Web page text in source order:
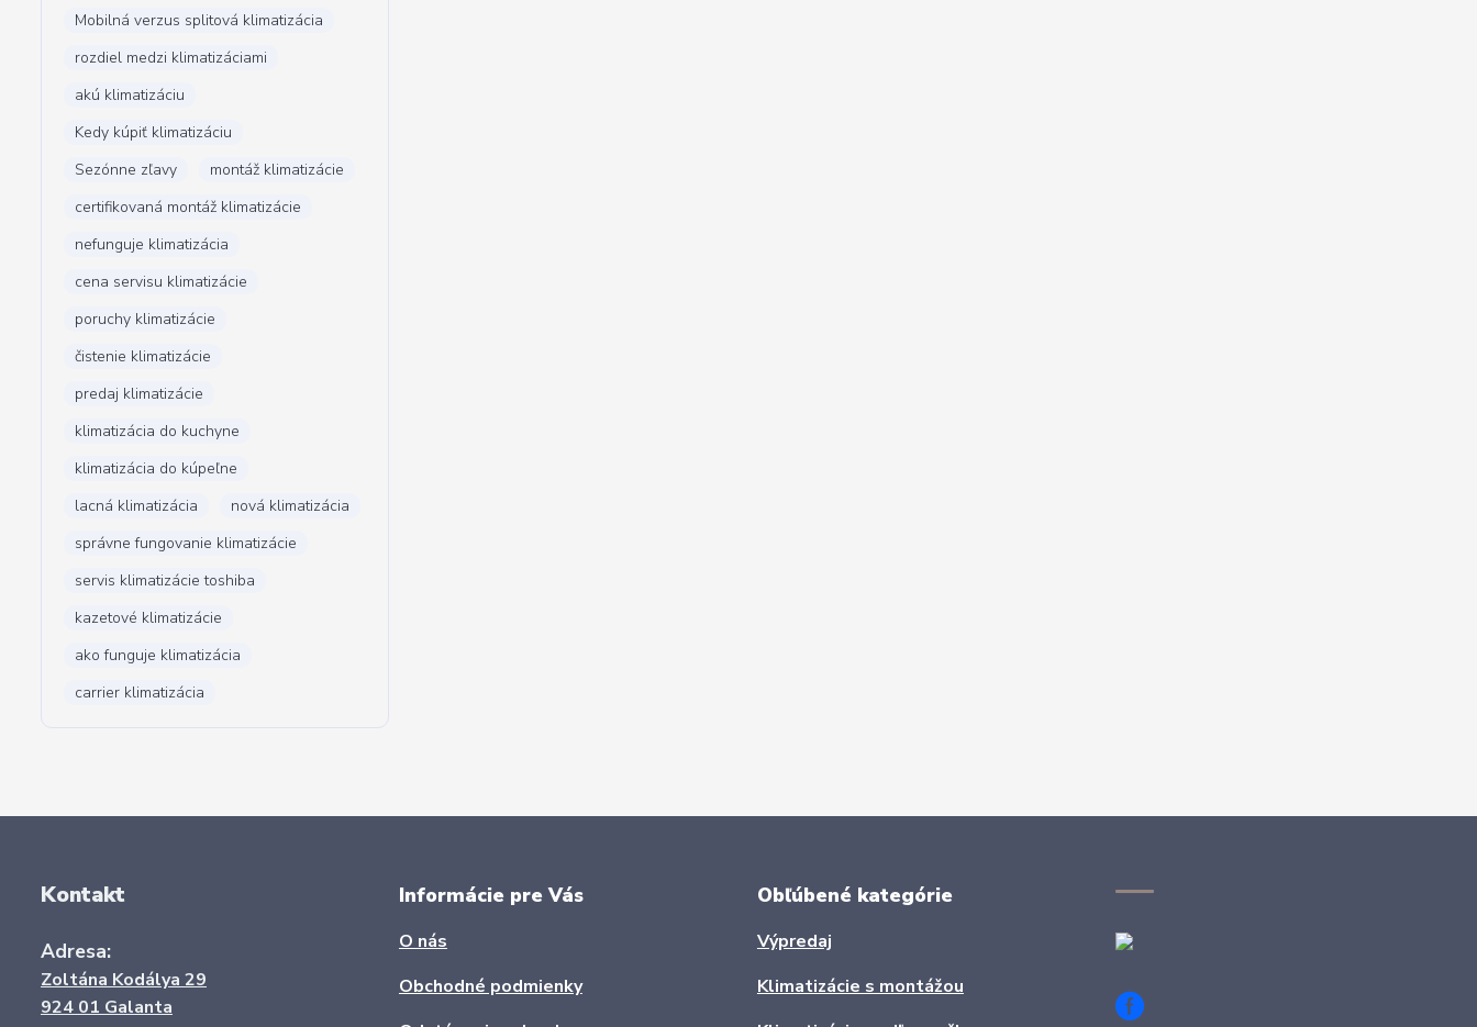
Mobilná verzus splitová klimatizácia
rozdiel medzi klimatizáciami
akú klimatizáciu
Kedy kúpiť klimatizáciu
Sezónne zľavy
montáž klimatizácie
certifikovaná montáž klimatizácie
nefunguje klimatizácia
cena servisu klimatizácie
poruchy klimatizácie
čistenie klimatizácie
predaj klimatizácie
klimatizácia do kuchyne
klimatizácia do kúpeľne
lacná klimatizácia
nová klimatizácia
správne fungovanie klimatizácie
servis klimatizácie toshiba
kazetové klimatizácie
ako funguje klimatizácia
carrier klimatizácia
Kontakt
Adresa:
Zoltána Kodálya 29
924 01 Galanta
Informácie pre Vás
O nás
Obchodné podmienky
Obľúbené kategórie
Výpredaj
Klimatizácie s montážou